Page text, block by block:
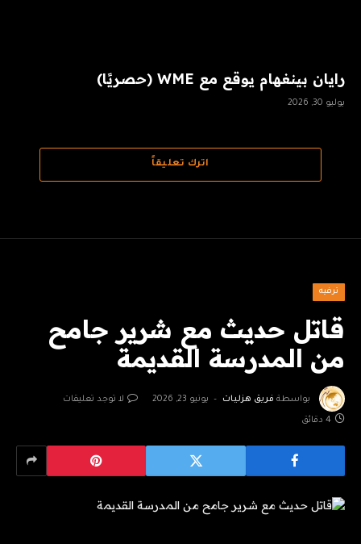
رايان بينغهام يوقع مع WME (حصريًا)
يوليو 30, 2026
اترك تعليقاً
ترفيه
قاتل حديث مع شرير جامح
من المدرسة القديمة
بواسطة فريق هزليات يونيو 23, 2026 لا توجد تعليقات
4 دقائق